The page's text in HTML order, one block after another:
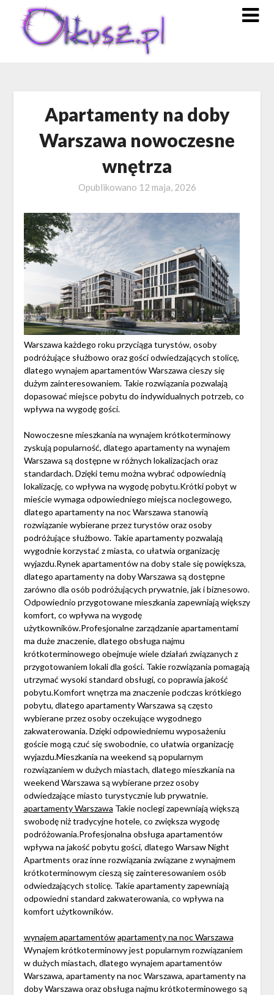
content
Apartamenty na doby
Warszawa nowoczesne
wnętrza
Opublikowano 12 maja, 2026
Warszawa każdego roku przyciąga turystów, osoby
podróżujące służbowo oraz gości odwiedzających stolicę,
dlatego wynajem apartamentów Warszawa cieszy się
dużym zainteresowaniem. Takie rozwiązania pozwalają
dopasować miejsce pobytu do indywidualnych potrzeb, co
wpływa na wygodę gości.
Nowoczesne mieszkania na wynajem krótkoterminowy
zyskują popularność, dlatego apartamenty na wynajem
Warszawa są dostępne w różnych lokalizacjach oraz
standardach. Dzięki temu można wybrać odpowiednią
lokalizację, co wpływa na wygodę pobytu.Krótki pobyt w
mieście wymaga odpowiedniego miejsca noclegowego,
dlatego apartamenty na noc Warszawa stanowią
rozwiązanie wybierane przez turystów oraz osoby
podróżujące służbowo. Takie apartamenty pozwalają
wygodnie korzystać z miasta, co ułatwia organizację
wyjazdu.Rynek apartamentów na doby stale się powiększa,
dlatego apartamenty na doby Warszawa są dostępne
zarówno dla osób podróżujących prywatnie, jak i biznesowo.
Odpowiednio przygotowane mieszkania zapewniają większy
komfort, co wpływa na wygodę
użytkowników.Profesjonalne zarządzanie apartamentami
ma duże znaczenie, dlatego obsługa najmu
krótkoterminowego obejmuje wiele działań związanych z
przygotowaniem lokali dla gości. Takie rozwiązania pomagają
utrzymać wysoki standard obsługi, co poprawia jakość
pobytu.Komfort wnętrza ma znaczenie podczas krótkiego
pobytu, dlatego apartamenty Warszawa są często
wybierane przez osoby oczekujące wygodnego
zakwaterowania. Dzięki odpowiedniemu wyposażeniu
goście mogą czuć się swobodnie, co ułatwia organizację
wyjazdu.Mieszkania na weekend są popularnym
rozwiązaniem w dużych miastach, dlatego mieszkania na
weekend Warszawa są wybierane przez osoby
odwiedzające miasto turystycznie lub prywatnie.
apartamenty Warszawa Takie noclegi zapewniają większą
swobodę niż tradycyjne hotele, co zwiększa wygodę
podróżowania.Profesjonalna obsługa apartamentów
wpływa na jakość pobytu gości, dlatego Warsaw Night
Apartments oraz inne rozwiązania związane z wynajmem
krótkoterminowym cieszą się zainteresowaniem osób
odwiedzających stolicę. Takie apartamenty zapewniają
odpowiedni standard zakwaterowania, co wpływa na
komfort użytkowników.
wynajem apartamentów apartamenty na noc Warszawa
Wynajem krótkoterminowy jest popularnym rozwiązaniem
w dużych miastach, dlatego wynajem apartamentów
Warszawa, apartamenty na noc Warszawa, apartamenty na
doby Warszawa oraz obsługa najmu krótkoterminowego są